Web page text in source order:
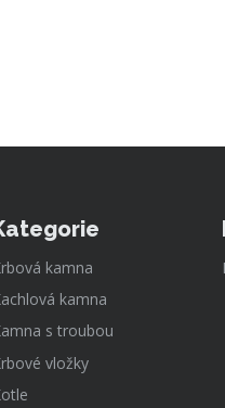
kamna
kamna
s troubou
vložky